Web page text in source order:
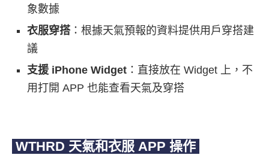
象數據
衣服穿搭 ：根據天氣預報的資料提供用戶穿搭建
議
支援 iPhone Widget ：直接放在 Widget 上，不
用打開 APP 也能查看天氣及穿搭
WTHRD 天氣和衣服 APP 操作